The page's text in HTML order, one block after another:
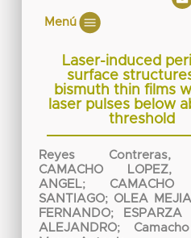
Menú
Laser-induced
surface
bismuth thin films
laser pulses below
threshold
Reyes Contreras,
CAMACHO LOPEZ,
ANGEL; CAMACHO
SANTIAGO; OLEA
FERNANDO;
ESPARZA
ALEJANDRO;